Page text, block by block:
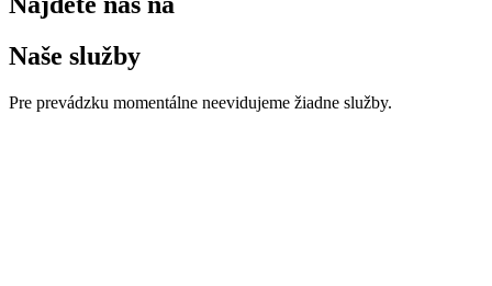
Naše služby
Pre prevádzku momentálne neevidujeme žiadne služby.